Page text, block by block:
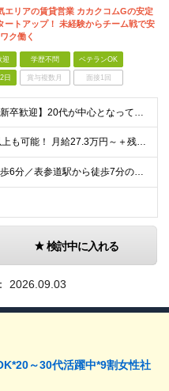
エリアの賃貸営業 カカクコムGの安定
ートアップ！ 未経験からチーム戦で安
ク働く
迎 学歴不問 ベテランOK
日 賞与複数月 面接1回
【未経験・第二新卒歓迎】20代が中心となって活躍中！ ●基本的なPC操作ができる方 ●学歴不問 ★接客や販売など、人と関わる業務経験がある方は大歓迎！（アルバイト経験でもOKです） ★個人戦より、チー
★月収33万円以上も可能！ 月給27.3万円～＋残業代全額＋インセンティブ＋各種手当 ※経験・スキルを考慮し決定します。 ※試用期間6ヶ月間の給与や待遇に差異はございません。 ※残業代は、1分単位
★渋谷駅から徒歩6分／表参道駅から徒歩7分のアクセス抜群！ ★新築のきれいなビルで働ける！ ★転勤なし！ ■住所：東京都渋谷区渋谷1-7-2 VORT渋谷east2 2階 周辺にはカフェや飲食店も
検討中に入れる
2026.09.03
～30代活躍中*9割女性社